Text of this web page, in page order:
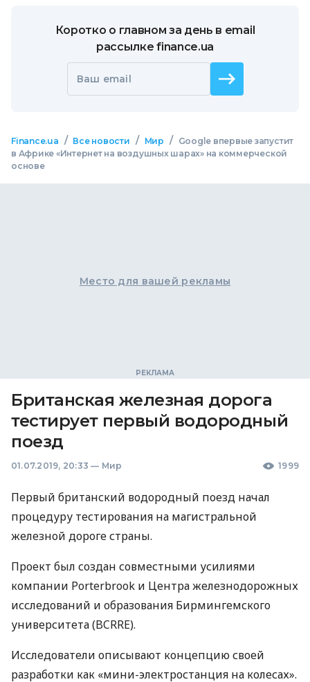
Коротко о главном за день в email
рассылке finance.ua
Ваш email
Finance.ua / Все новости / Мир /
Google впервые запустит
в Африке «Интернет на воздушных шарах» на коммерческой
основе
Место для вашей рекламы
Британская железная дорога
тестирует первый водородный
поезд
01.07.2019, 20:33 — Мир 1999
Первый британский водородный поезд начал
процедуру тестирования на магистральной
железной дороге страны.
Проект был создан совместными усилиями
компании Porterbrook и Центра железнодорожных
исследований и образования Бирмингемского
университета (BCRRE).
Исследователи описывают концепцию своей
разработки как «мини-электростанция на колесах».